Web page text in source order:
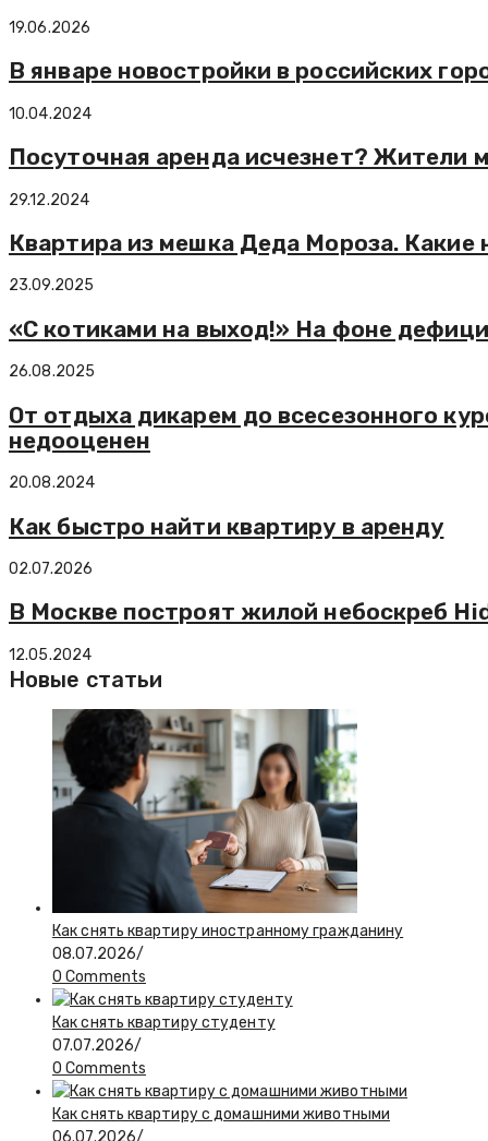
19.06.2026
В январе новостройки в российских
10.04.2024
Посуточная аренда исчезнет? Жители
29.12.2024
Квартира из мешка Деда Мороза. Какие
23.09.2025
«С котиками на выход!» На фоне
26.08.2025
От отдыха дикарем до всесезонного
недооценен
20.08.2024
Как быстро найти квартиру в аренду
02.07.2026
В Москве построят жилой небоскреб
12.05.2024
Новые статьи
Как снять квартиру иностранному гражданину
08.07.2026/
0 Comments
Как снять квартиру студенту
07.07.2026/
0 Comments
Как снять квартиру с домашними животными
06.07.2026/